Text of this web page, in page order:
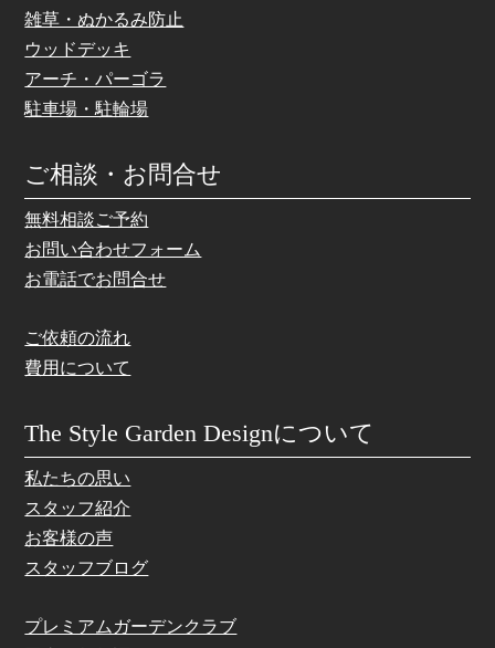
雑草・ぬかるみ防止
ウッドデッキ
アーチ・パーゴラ
駐車場・駐輪場
ご相談・お問合せ
無料相談ご予約
お問い合わせフォーム
お電話でお問合せ
ご依頼の流れ
費用について
The Style Garden Designについて
私たちの思い
スタッフ紹介
お客様の声
スタッフブログ
プレミアムガーデンクラブ